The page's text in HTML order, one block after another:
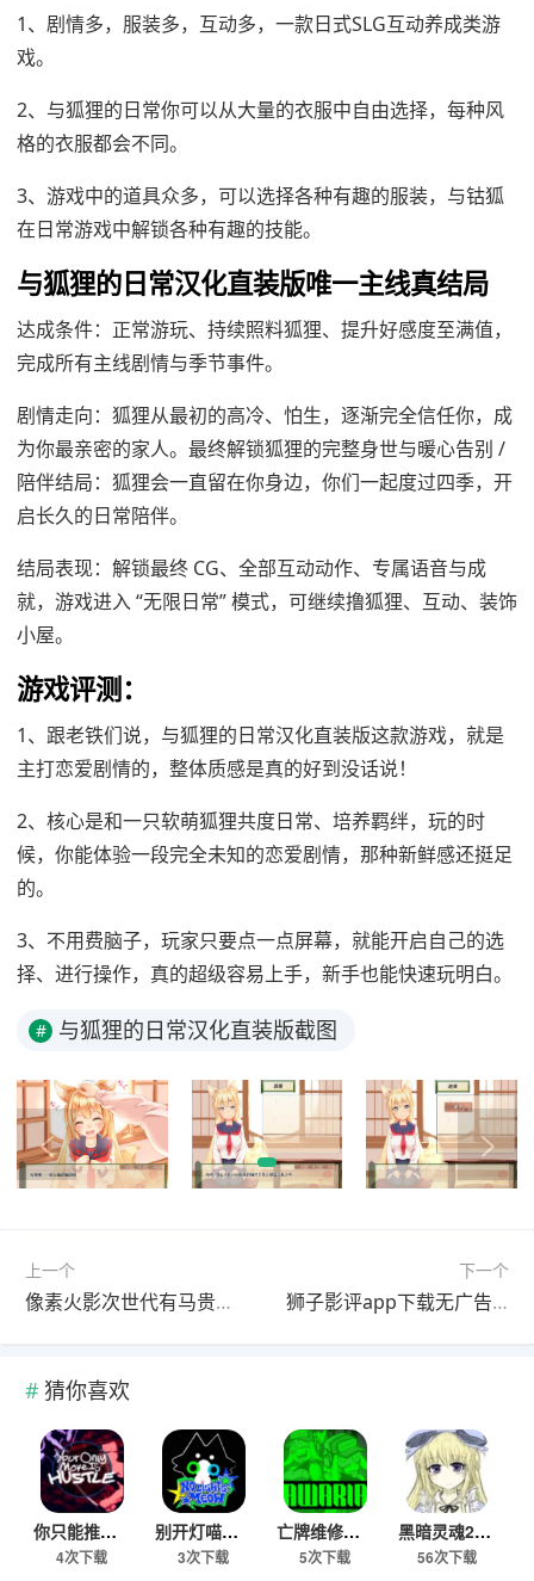
1、剧情多，服装多，互动多，一款日式SLG互动养成类游
戏。
2、与狐狸的日常你可以从大量的衣服中自由选择，每种风
格的衣服都会不同。
3、游戏中的道具众多，可以选择各种有趣的服装，与钴狐
在日常游戏中解锁各种有趣的技能。
与狐狸的日常汉化直装版唯一主线真结局
达成条件：正常游玩、持续照料狐狸、提升好感度至满值，
完成所有主线剧情与季节事件。
剧情走向：狐狸从最初的高冷、怕生，逐渐完全信任你，成
为你最亲密的家人。最终解锁狐狸的完整身世与暖心告别 /
陪伴结局：狐狸会一直留在你身边，你们一起度过四季，开
启长久的日常陪伴。
结局表现：解锁最终 CG、全部互动动作、专属语音与成
就，游戏进入 “无限日常” 模式，可继续撸狐狸、互动、装饰
小屋。
游戏评测：
1、跟老铁们说，与狐狸的日常汉化直装版这款游戏，就是
主打恋爱剧情的，整体质感是真的好到没话说！
2、核心是和一只软萌狐狸共度日常、培养羁绊，玩的时
候，你能体验一段完全未知的恋爱剧情，那种新鲜感还挺足
的。
3、不用费脑子，玩家只要点一点屏幕，就能开启自己的选
择、进行操作，真的超级容易上手，新手也能快速玩明白。
# 与狐狸的日常汉化直装版截图
上一个
像素火影次世代有马贵将版下载
下一个
狮子影评app下载无广告版
猜你喜欢
你只能推搡手机版最新下载
4次下载
别开灯喵游戏安卓官方版
3次下载
亡牌维修员安卓移植版
5次下载
黑暗灵魂2冷狐版下载
56次下载